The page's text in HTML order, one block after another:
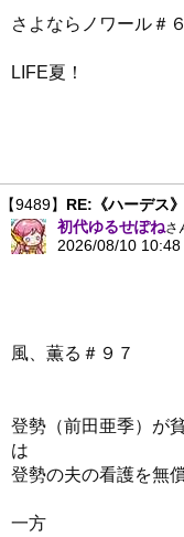
さよならノワール＃６
LIFE夏！
【9489】 RE:《ハーデス》
初代ゆるせぽねさ
2026/08/10 10:48
風、薫る＃９７
登勢（前田亜季）が
は
登勢の夫の看護を無
一方